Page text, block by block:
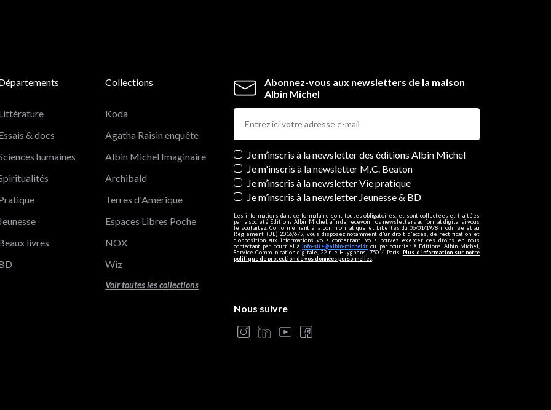
Abonnez-vous aux newsletters de la maison
Albin Michel
Newsletters
Je m’inscris à la newsletter des éditions Albin Michel
Je m'inscris à la newsletter M.C. Beaton
Je m’inscris à la newsletter Vie pratique
Je m’inscris à la newsletter Jeunesse & BD
Les informations dans ce formulaire sont toutes obligatoires, et sont collectées et traitées
par la société Editions Albin Michel, afin de recevoir nos newsletters au format digital si vous
le souhaitez. Conformément à la Loi Informatique et Libertés du 06/01/1978 modifiée et au
Règlement (UE) 2016/679, vous disposez notamment d'un droit d'accès, de rectification et
d’opposition aux informations vous concernant. Vous pouvez exercer ces droits en nous
contactant par courriel àinfo-site@albin-michel.fr ou par courrier à Editions Albin Michel,
Service Communication digitale, 22 rue Huyghens, 75014 Paris. Plus d’information sur notre
politique de protection de vos données personnelles
& docs
humaines
Jeunesse
livres
Collections
Koda
Agatha Raisin enquête
Albin Michel Imaginaire
Archibald
Terres d'Amérique
Espaces Libres Poche
NOX
Wiz
Voir toutes les collections
Nous suivre